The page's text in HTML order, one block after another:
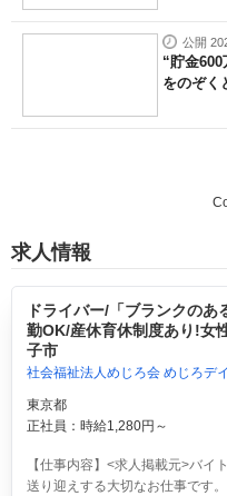
公開
“貯金
をのぞ
求人情報
ドライバー/「ブランクの
勤OK/産休育休制度あり!女
子市
社会福祉法人めじろ会 めじろデ
東京都
正社員：時給1,280円～
【仕事内容】<求人掲載元>バイ
送り迎えする大切なお仕事です